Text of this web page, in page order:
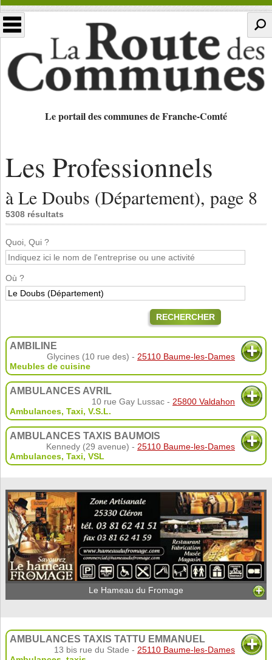
Le portail des communes de Franche-Comté
Les Professionnels
à Le Doubs (Département), page 8
5308 résultats
Quoi, Qui ?
Où ?
RECHERCHER
AMBILINE
Glycines (10 rue des) - 25110 Baume-les-Dames
Meubles de cuisine
AMBULANCES AVRIL
10 rue Gay Lussac - 25800 Valdahon
Ambulances, Taxi, V.S.L.
AMBULANCES TAXIS BAUMOIS
Kennedy (29 avenue) - 25110 Baume-les-Dames
Ambulances, Taxi, VSL
Le Hameau du Fromage
AMBULANCES TAXIS TATTU EMMANUEL
13 bis rue du Stade - 25110 Baume-les-Dames